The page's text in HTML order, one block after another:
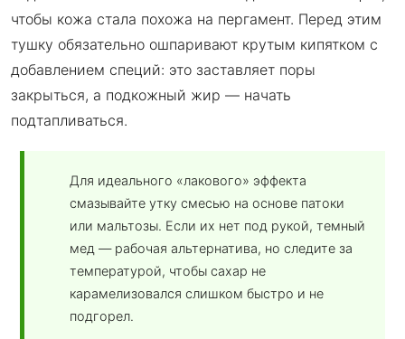
чтобы кожа стала похожа на пергамент. Перед этим
тушку обязательно ошпаривают крутым кипятком с
добавлением специй: это заставляет поры
закрыться, а подкожный жир — начать
подтапливаться.
Для идеального «лакового» эффекта
смазывайте утку смесью на основе патоки
или мальтозы. Если их нет под рукой, темный
мед — рабочая альтернатива, но следите за
температурой, чтобы сахар не
карамелизовался слишком быстро и не
подгорел.